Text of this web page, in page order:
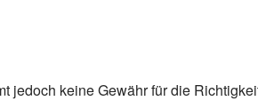
jedoch keine Gewähr für die